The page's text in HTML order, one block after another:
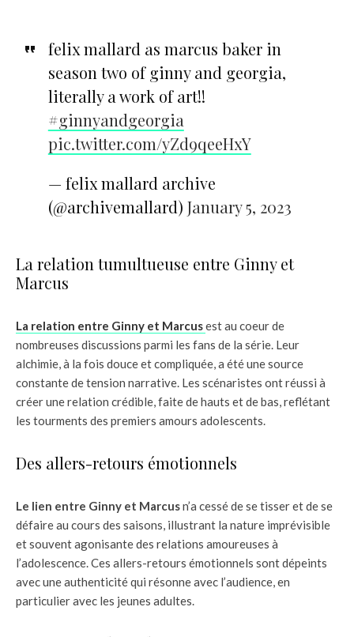
felix mallard as marcus baker in
season two of ginny and georgia,
literally a work of art!!
#ginnyandgeorgia
pic.twitter.com/yZd9qeeHxY
— felix mallard archive
(@archivemallard) January 5, 2023
La relation tumultueuse entre Ginny et
Marcus
La relation entre Ginny et Marcusest au coeur de
nombreuses discussions parmi les fans de la série. Leur
alchimie, à la fois douce et compliquée, a été une source
constante de tension narrative. Les scénaristes ont réussi à
créer une relation crédible, faite de hauts et de bas, reflétant
les tourments des premiers amours adolescents.
Des allers-retours émotionnels
Le lien entre Ginny et Marcusn’a cessé de se tisser et de se
défaire au cours des saisons, illustrant la nature imprévisible
et souvent agonisante des relations amoureuses à
l’adolescence. Ces allers-retours émotionnels sont dépeints
avec une authenticité qui résonne avec l’audience, en
particulier avec les jeunes adultes.